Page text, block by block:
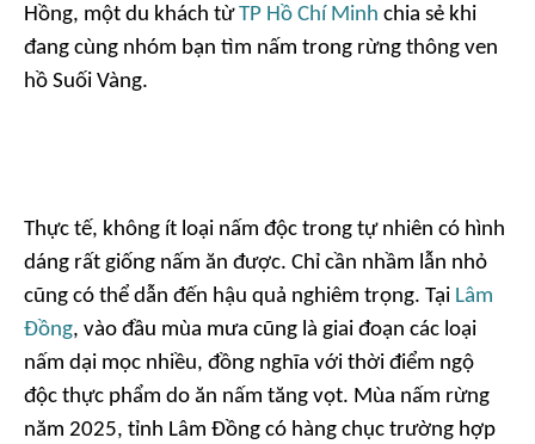
Hồng, một du khách từTP Hồ Chí Minh chia sẻ khi
đang cùng nhóm bạn tìm nấm trong rừng thông ven
hồ Suối Vàng.
Thực tế, không ít loại nấm độc trong tự nhiên có hình
dáng rất giống nấm ăn được. Chỉ cần nhầm lẫn nhỏ
cũng có thể dẫn đến hậu quả nghiêm trọng. Tại Lâm
Đồng, vào đầu mùa mưa cũng là giai đoạn các loại
nấm dại mọc nhiều, đồng nghĩa với thời điểm ngộ
độc thực phẩm do ăn nấm tăng vọt. Mùa nấm rừng
năm 2025, tỉnh Lâm Đồng có hàng chục trường hợp